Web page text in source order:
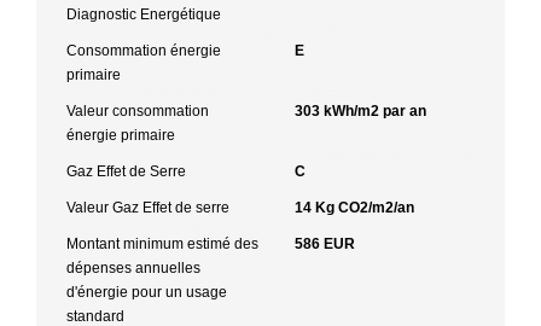
Diagnostic Energétique
Consommation énergie
primaire
E
Valeur consommation
énergie primaire
303 kWh/m2 par an
Gaz Effet de Serre C
Valeur Gaz Effet de serre 14 Kg CO2/m2/an
Montant minimum estimé des
dépenses annuelles
d'énergie pour un usage
standard
586 EUR